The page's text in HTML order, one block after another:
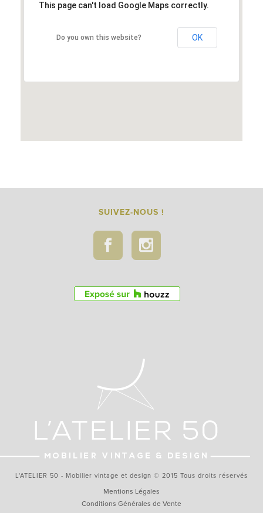
This page can't load Google Maps correctly.
Do you own this website? OK
SUIVEZ-NOUS !
L'ATELIER 50 - Mobilier vintage et design © 2015 Tous droits réservés
Mentions Légales
Conditions Générales de Vente